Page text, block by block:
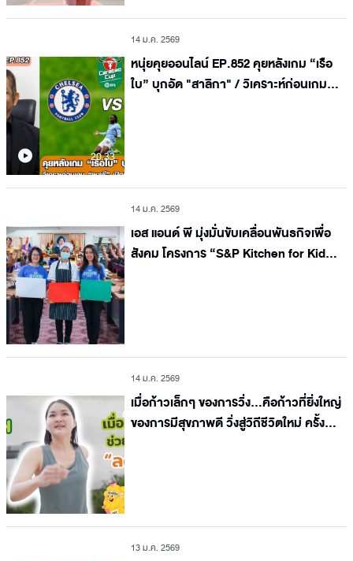
20.33
14 ม.ค. 2569
หนุ่ยคุยออนไลน์ EP.852 คุยหลังเกม “เรือ
ใบ” บุกอัด "สาลิกา" / วิเคราะห์ก่อนเกม
14 ม.ค. 2569
เอส แอนด์ พี มุ่งมั่นขับเคลื่อนพันธกิจเพื่อ
สังคม โครงการ “S&P Kitchen for Kids”
14 ม.ค. 2569
เมื่อก้าวเล็กๆ ของการวิ่ง…คือก้าวที่ยิ่งใหญ่
ของการมีสุขภาพดี วิ่งสู่วิถีชีวิตใหม่ ครั้งที่
13 ม.ค. 2569